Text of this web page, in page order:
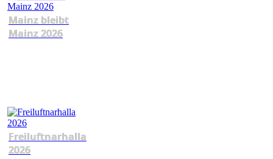
Mainz bleibt
Mainz 2026
Freiluftnarhalla
2026